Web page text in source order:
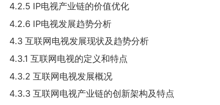
4.2.5 IP电视产业链的价值优化
4.2.6 IP电视发展趋势分析
4.3 互联网电视发展现状及趋势分析
4.3.1 互联网电视的定义和特点
4.3.2 互联网电视发展概况
4.3.3 互联网电视产业链的创新架构及特点